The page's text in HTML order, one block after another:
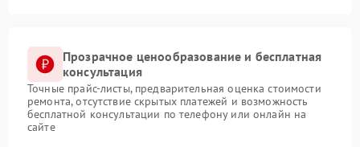
Прозрачное ценообразование и бесплатная
консультация
Точные прайс-листы, предварительная оценка стоимости
ремонта, отсутствие скрытых платежей и возможность
бесплатной консультации по телефону или онлайн на
сайте